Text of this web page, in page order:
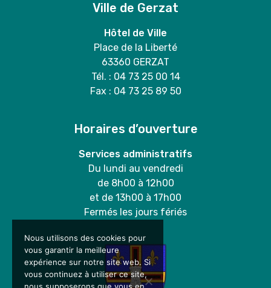
Ville de Gerzat
Hôtel de Ville
Place de la Liberté
63360 GERZAT
Tél. : 04 73 25 00 14
Fax : 04 73 25 89 50
Horaires d’ouverture
Services administratifs
Du lundi au vendredi
de 8h00 à 12h00
et de 13h00 à 17h00
Fermés les jours fériés
Nous utilisons des cookies pour
vous garantir la meilleure
expérience sur notre site web. Si
vous continuez à utiliser ce site,